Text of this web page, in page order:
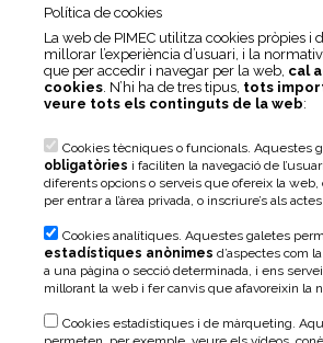
de tus competencias profesionales.
los trámites y fases del procedimiento
de la mano de nuestro equipo técnico.
oportunidad de conseguir una
demostración de aquello que eres capaz
experiencia profesional o tu formación no
oficialmente.
Loïc Pascual ·lpascual@pimec.org·
Hazte
Política de cookies
La web de PIMEC utilitza cookies pròpies i
millorar l’experiència d’usuari, i la
que per accedir i navegar per la web, cal
cookies . N’hi ha de tres tipus, tots
veure tots els continguts de la web:
Cookies tècniques o funcionals. Aquestes
obligatòries i faciliten la navegació de
diferents opcions o serveis que ofereix la
per entrar a l’àrea privada, o inscriure’s als
Cookies analítiques. Aquestes galetes
estadístiques anònimes d’aspectes com
a una pàgina o secció determinada, i ens
millorant la web i fer canvis que afavoreixin la
Cookies estadístiques i de màrqueting.